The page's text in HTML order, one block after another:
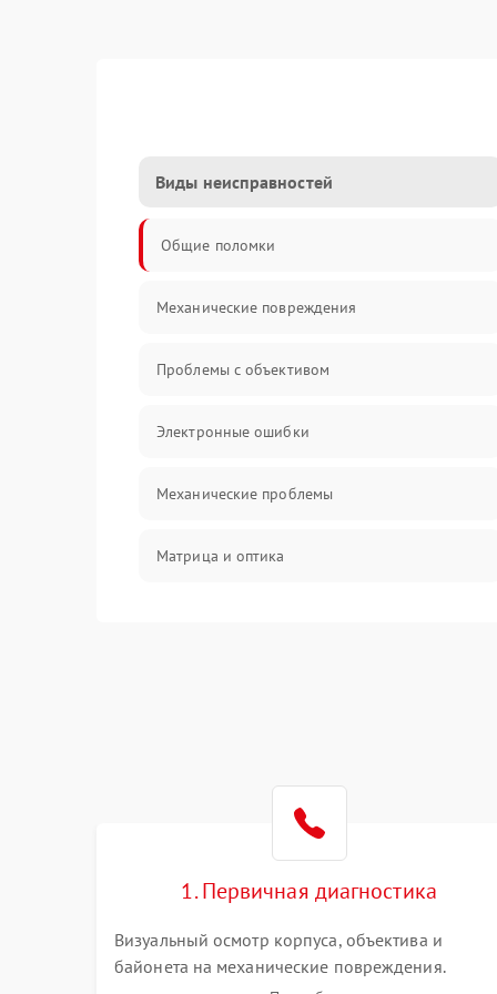
Виды неисправностей
Общие поломки
Механические повреждения
Проблемы с объективом
Электронные ошибки
Механические проблемы
Матрица и оптика
Коммуникации и интерфейсы
1. Первичная диагностика
Визуальный осмотр корпуса, объектива и
байонета на механические повреждения.